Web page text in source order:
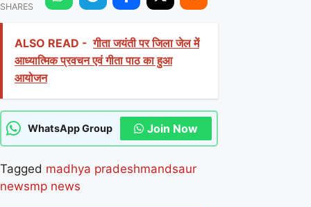
SHARES
ALSO READ - गीता जयंती पर जिला जेल में
आध्यात्मिक प्रवचन एवं गीता पाठ का हुआ
आयोजन
WhatsApp Group Join Now
Tagged madhya pradeshmandsaur
newsmp news